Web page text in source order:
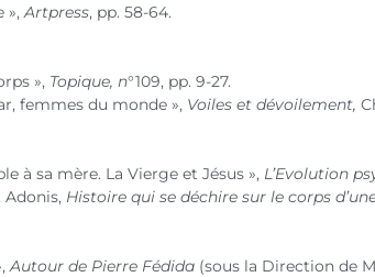
», Artpress, pp. 58-64.
», Topique, n°109, pp. 9-27.
femmes du monde », Voiles et dévoilement,
à sa mère. La Vierge et Jésus », L’Evolution
Adonis, Histoire qui se déchire sur le corps
Autour de Pierre Fédida (sous la Direction de